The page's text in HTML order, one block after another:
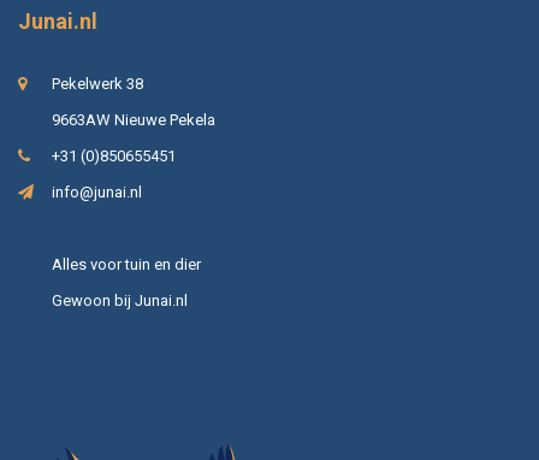
Junai.nl
Pekelwerk 38
9663AW Nieuwe Pekela
+31 (0)850655451
info@junai.nl
Alles voor tuin en dier
Gewoon bij Junai.nl